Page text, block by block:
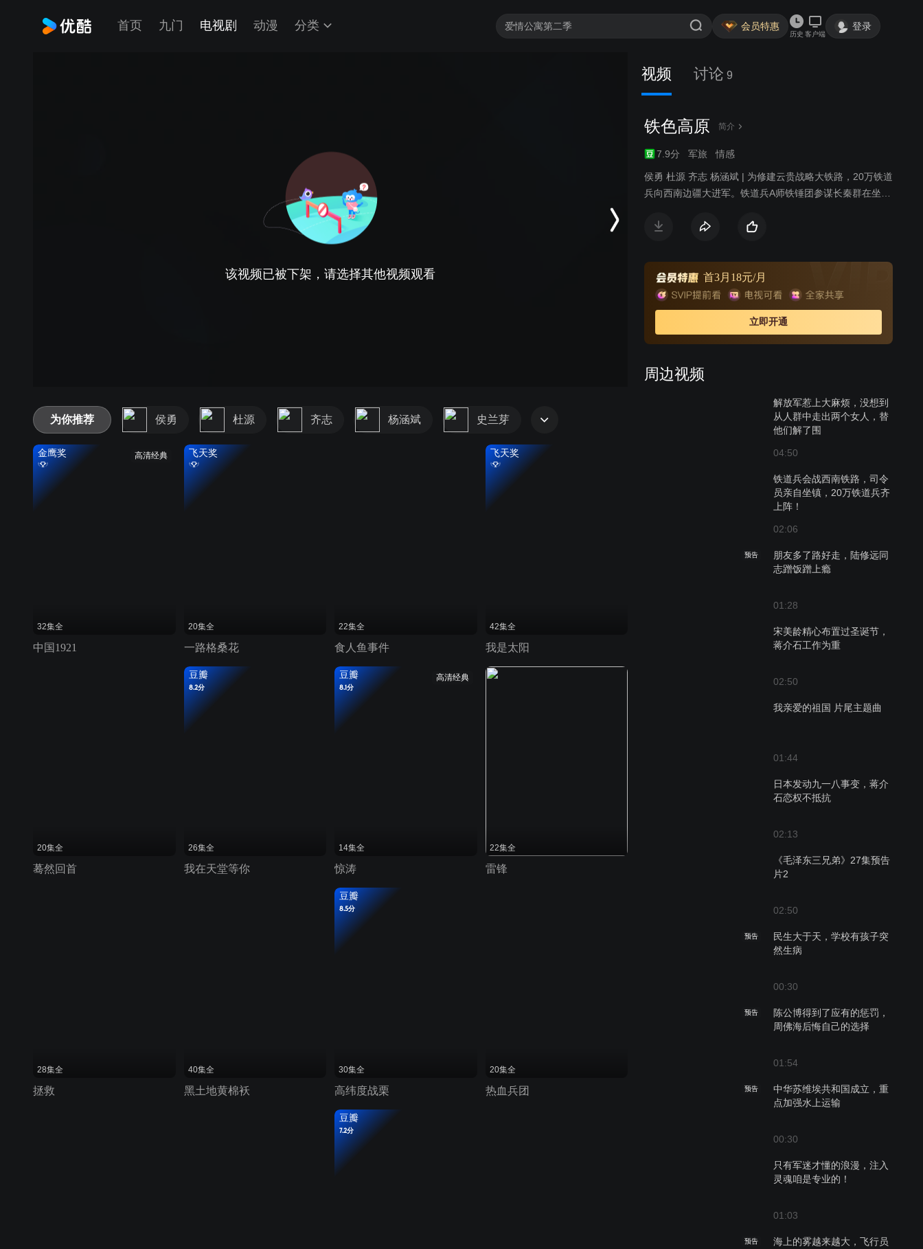
首页 九门 电视剧 动漫 分类 会员特惠
历史 客户端
登录
该视频已被下架，请选择其他视频观看
视频 讨论 9
铁色高原 简介
7.9分 军旅 情感
侯勇 杜源 齐志 杨涵斌 | 为修建云贵战略大铁路，20万铁道
兵向西南边疆大进军。铁道兵A师铁锤团参谋长秦群在坐了
龙江地区临近金三角，民情社情复杂。师长告诫随时准备
首3月18元/月
立即开通
周边视频
解放军惹上大麻烦，没想到
从人群中走出两个女人，替
他们解了围
04:50
铁道兵会战西南铁路，司令
员亲自坐镇，20万铁道兵齐
上阵！
02:06
预告
朋友多了路好走，陆修远同
志蹭饭蹭上瘾
01:28
宋美龄精心布置过圣诞节，
蒋介石工作为重
02:50
我亲爱的祖国 片尾主题曲
01:44
日本发动九一八事变，蒋介
石恋权不抵抗
02:13
《毛泽东三兄弟》27集预告
片2
02:50
预告
民生大于天，学校有孩子突
然生病
00:30
预告
陈公博得到了应有的惩罚，
周佛海后悔自己的选择
01:54
预告
中华苏维埃共和国成立，重
点加强水上运输
00:30
只有军迷才懂的浪漫，注入
灵魂咱是专业的！
01:03
预告
海上的雾越来越大，飞行员
为你推荐 侯勇 杜源 齐志 杨涵斌 史兰芽
高清经典
金鹰奖
32集全
中国1921
飞天奖
20集全
一路格桑花
22集全
食人鱼事件
飞天奖
42集全
我是太阳
20集全
蓦然回首
豆瓣
8.2分
26集全
我在天堂等你
高清经典
豆瓣
8.1分
14集全
惊涛
22集全
雷锋
28集全
拯救
40集全
黑土地黄棉袄
豆瓣
8.5分
30集全
高纬度战栗
20集全
热血兵团
豆瓣
7.2分